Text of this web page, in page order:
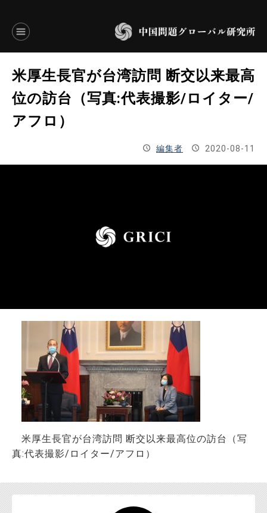
言語別アーカイブ
ENGLISH
JAPANESE
米厚生長官が台湾訪問 断交以来最高
位の訪台（写真:代表撮影/ロイター/
アフロ）
編集者 2020-08-11
米厚生長官が台湾訪問 断交以来最高位の訪台（写
真:代表撮影/ロイター/アフロ）